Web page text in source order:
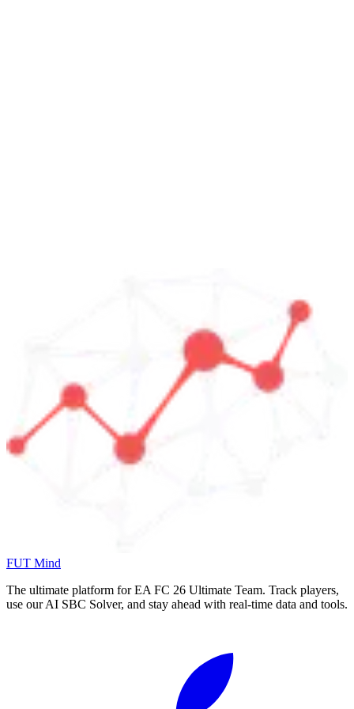
FUT Mind
The ultimate platform for EA FC 26 Ultimate Team. Track players,
use our AI SBC Solver, and stay ahead with real-time data and tools.